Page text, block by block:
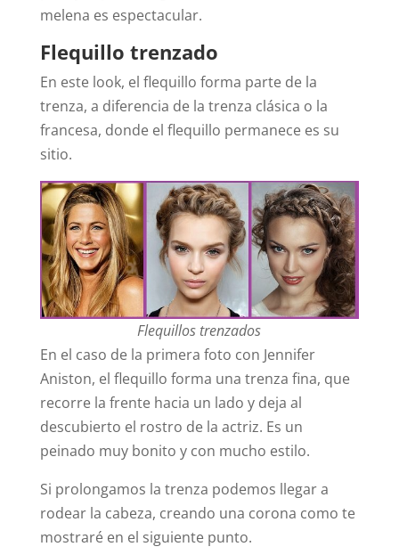
melena es espectacular.
Flequillo trenzado
En este look, el flequillo forma parte de la
trenza, a diferencia de la trenza clásica o la
francesa, donde el flequillo permanece es su
sitio.
Flequillos trenzados
En el caso de la primera foto con Jennifer
Aniston, el flequillo forma una trenza fina, que
recorre la frente hacia un lado y deja al
descubierto el rostro de la actriz. Es un
peinado muy bonito y con mucho estilo.
Si prolongamos la trenza podemos llegar a
rodear la cabeza, creando una corona como te
mostraré en el siguiente punto.